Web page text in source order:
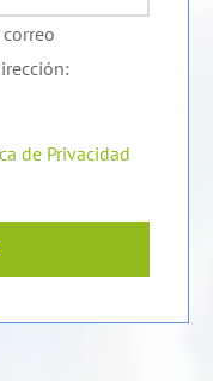
de Privacidad